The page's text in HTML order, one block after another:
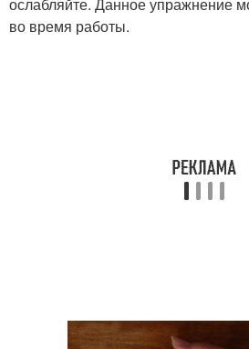
во время работы.